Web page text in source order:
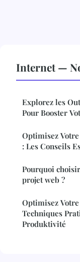
Internet —
Explorez les
Pour Booster
Optimisez
: Les Conseils
Pourquoi
projet web ?
Optimisez
Techniques
Produktivité